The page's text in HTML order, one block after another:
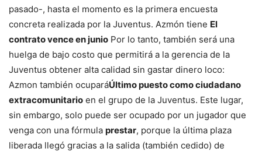
pasado-, hasta el momento es la primera encuesta
concreta realizada por la Juventus. Azmón tiene El
contrato vence en junio Por lo tanto, también será una
huelga de bajo costo que permitirá a la gerencia de la
Juventus obtener alta calidad sin gastar dinero loco:
Azmon también ocuparáÚltimo puesto como ciudadano
extracomunitario en el grupo de la Juventus. Este lugar,
sin embargo, solo puede ser ocupado por un jugador que
venga con una fórmula prestar, porque la última plaza
liberada llegó gracias a la salida (también cedido) de